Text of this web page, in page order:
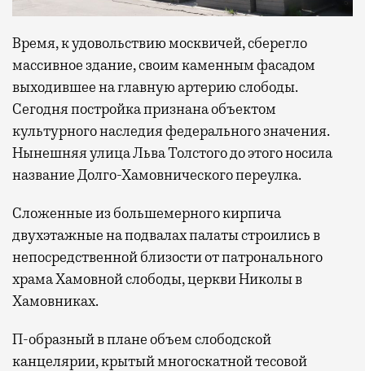
Время, к удовольствию москвичей, сберегло
массивное здание, своим каменным фасадом
выходившее на главную артерию слободы.
Сегодня постройка признана объектом
культурного наследия федерального значения.
Нынешняя улица Льва Толстого до этого носила
название Долго-Хамовнического переулка.
Сложенные из большемерного кирпича
двухэтажные на подвалах палаты строились в
непосредственной близости от патронального
храма Хамовной слободы, церкви Николы в
Хамовниках.
П-образный в плане объем слободской
канцелярии, крытый многоскатной тесовой